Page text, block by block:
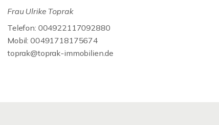
Frau Ulrike Toprak
Telefon: 004922117092880
Mobil: 00491718175674
toprak@toprak-immobilien.de